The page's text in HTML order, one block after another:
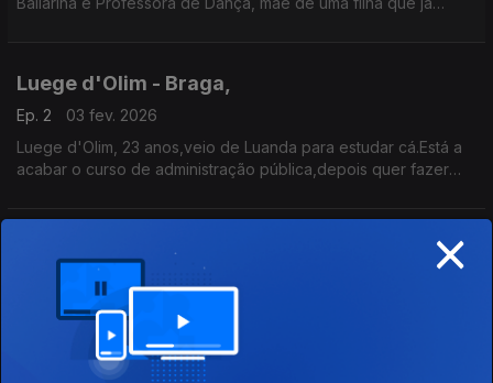
Luege d'Olim - Braga,
Ep. 2
03 fev. 2026
Luege d'Olim, 23 anos,veio de Luanda para estudar cá.Está a
acabar o curso de administração pública,depois quer fazer
Jéssica António - Porto,
20 jan. 2026
Veio de Angola há dois anos, sente-se bem na cidade do
Porto mas sabe que dentro de algum tempo estará num outro
lugar talvez no Canadá ou nos Estados Unidos da América.
×